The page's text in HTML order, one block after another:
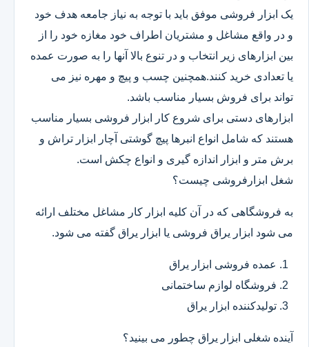
یک ابزار فروشی موفق باید با توجه به نیاز جامعه هدف خود
و در واقع مشاغل و مشتریان اطراف خود مغازه خود را از
بین ابزارهای زیر انتخاب و در تنوع بالا آنها را به صورت عمده
یا تعدادی خرید کنند.همچنین چسب و پیچ و مهره نیز می
تواند برای فروش بسیار مناسب باشد.
ابزارهای دستی برای شروع کار ابزار فروشی بسیار مناسب
هستند که شامل انواع انبرها پیچ گوشتی آچار ابزار تراش و
برش متر و ابزار اندازه گیری و انواع چکش است.
شغل ابزارفروشی چیست؟
به فروشگاهی که در آن کلیه ابزار کار مشاغل مختلف ارائه
می شود ابزار یراق فروشی یا ابزار یراق گفته می شود.
عمده فروشی ابزار یراق
فروشگاه لوازم ساختمانی
تولیدکننده ابزار یراق
آینده شغلی ابزار یراق چطور می بینید؟